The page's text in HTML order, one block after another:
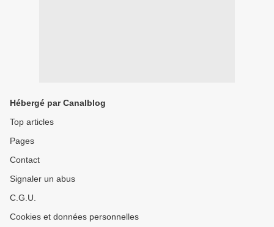
Hébergé par Canalblog
Top articles
Pages
Contact
Signaler un abus
C.G.U.
Cookies et données personnelles